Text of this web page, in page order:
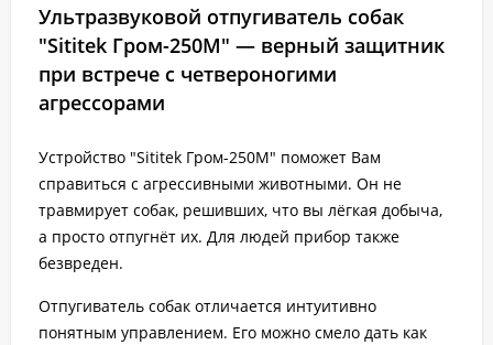
Ультразвуковой отпугиватель собак
"Sititek Гром-250М" — верный защитник
при встрече с четвероногими
агрессорами
Устройство "Sititek Гром-250М" поможет Вам
справиться с агрессивными животными. Он не
травмирует собак, решивших, что вы лёгкая добыча,
а просто отпугнёт их. Для людей прибор также
безвреден.
Отпугиватель собак отличается интуитивно
понятным управлением. Его можно смело дать как